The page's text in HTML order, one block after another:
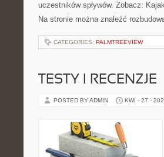
uczestników spływów. Zobacz:
Na stronie można znaleźć
CATEGORIES: PALMTREEVIEW
TESTY I RECENZJE
POSTED BY ADMIN KWI - 27 -